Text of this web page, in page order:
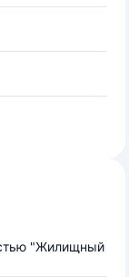
"Жилищный